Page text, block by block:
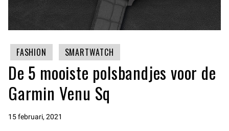
FASHION SMARTWATCH
De 5 mooiste polsbandjes voor de
Garmin Venu Sq
15 februari, 2021